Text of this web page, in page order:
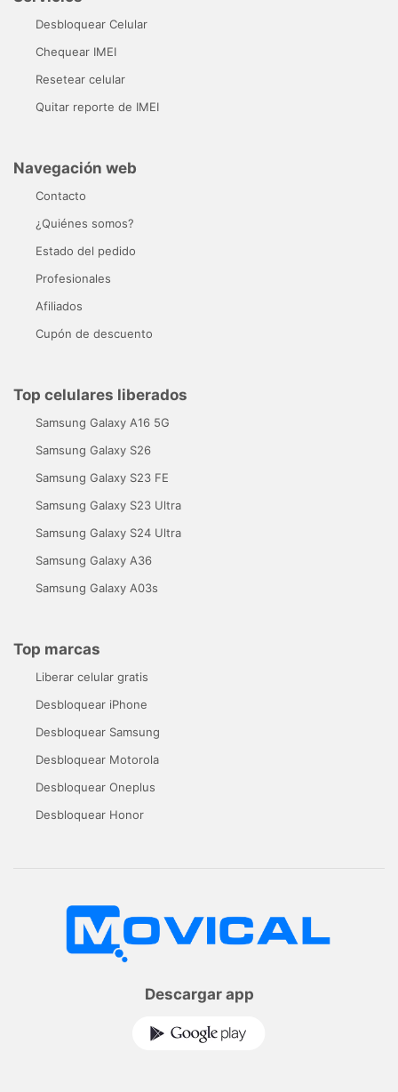
Desbloquear Celular
Chequear IMEI
Resetear celular
Quitar reporte de IMEI
Navegación web
Contacto
¿Quiénes somos?
Estado del pedido
Profesionales
Afiliados
Cupón de descuento
Top celulares liberados
Samsung Galaxy A16 5G
Samsung Galaxy S26
Samsung Galaxy S23 FE
Samsung Galaxy S23 Ultra
Samsung Galaxy S24 Ultra
Samsung Galaxy A36
Samsung Galaxy A03s
Top marcas
Liberar celular gratis
Desbloquear iPhone
Desbloquear Samsung
Desbloquear Motorola
Desbloquear Oneplus
Desbloquear Honor
Descargar app